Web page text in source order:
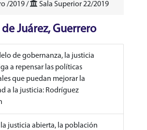
/2019 / Sala Superior 22/2019
Juárez, Guerrero
de gobernanza, la justicia
a repensar las políticas
que puedan mejorar la
a la justicia: Rodríguez
justicia abierta, la población